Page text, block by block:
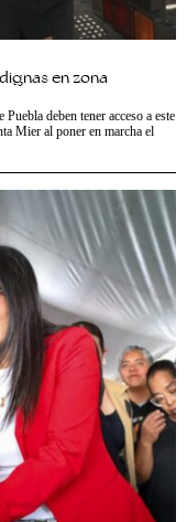
en zona
deben tener acceso a este
Mier al poner en marcha el